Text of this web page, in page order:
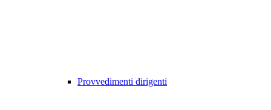
Provvedimenti dirigenti